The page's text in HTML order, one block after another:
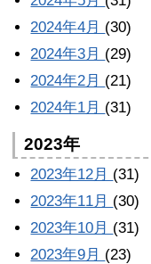
2024年4月 (30)
2024年3月 (29)
2024年2月 (21)
2024年1月 (31)
2023年
2023年12月 (31)
2023年11月 (30)
2023年10月 (31)
2023年9月 (23)